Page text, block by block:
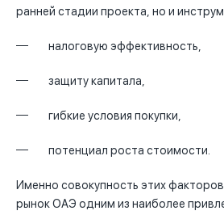
ранней стадии проекта, но и
налоговую эффективность,
защиту капитала,
гибкие условия покупки,
потенциал роста стоимости.
Именно совокупность этих
рынок ОАЭ одним из наиболее